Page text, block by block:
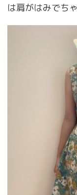
は肩がはみでち